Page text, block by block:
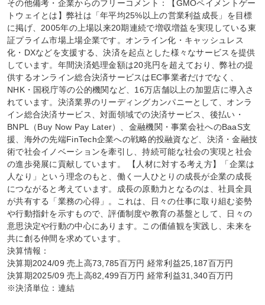
その他備考・企業からのフリーコメント：【GMOペイメントゲー
トウェイとは】弊社は「年平均25%以上の営業利益成長」を目標
に掲げ、2005年の上場以来20期連続で増収増益を実現している東
証プライム市場上場企業です。オンライン化・キャッシュレス
化・DXなどを支援する、決済を起点とした様々なサービスを提供
しています。年間決済処理金額は20兆円を超えており、弊社の提
供するオンライン総合決済サービスはEC事業者だけでなく、
NHK・国税庁等の公的機関など、16万店舗以上の加盟店に導入さ
れています。決済業界のリーディングカンパニーとして、オンラ
イン総合決済サービス、対面領域での決済サービス、後払い・
BNPL（Buy Now Pay Later）、金融機関・事業会社へのBaaS支
援、海外の先端FinTech企業への戦略的投融資など、決済・金融技
術で社会イノベーションを牽引し、持続可能な社会の実現と社会
の進歩発展に貢献しています。 【人材に対する考え方】「企業は
人なり」という理念のもと、働く一人ひとりの成長が企業の成長
につながると考えています。成長の原動力となるのは、社員全員
が共有する「業務の心得」。これは、日々の仕事に取り組む姿勢
や行動指針を示すもので、評価制度や教育の基盤として、日々の
意思決定や行動の中心にあります。この価値観を実践し、未来を
共に創る仲間を求めています。
決算情報：
決算期2024/09 売上高73,785百万円 経常利益25,187百万円
決算期2025/09 売上高82,499百万円 経常利益31,340百万円
※決済単位：連結